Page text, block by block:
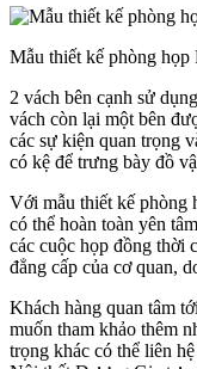
Mẫu thiết kế phòng
2 vách bên cạnh sử
vách còn lại một bên
các sự kiện quan trọng
có kệ để trưng bày đồ
Với mẫu thiết kế phòng
có thể hoàn toàn yên
các cuộc họp đồng thời
đẳng cấp của cơ quan,
Khách hàng quan tâm
muốn tham khảo thêm
trọng khác có thể liên